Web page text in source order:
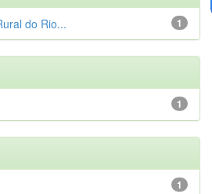
1
do Rio...
1
1